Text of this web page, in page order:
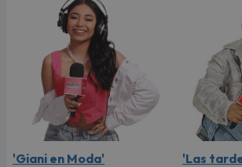
'Giani en Moda' 'Las